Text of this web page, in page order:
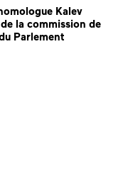
Kalev
la commission de
Parlement